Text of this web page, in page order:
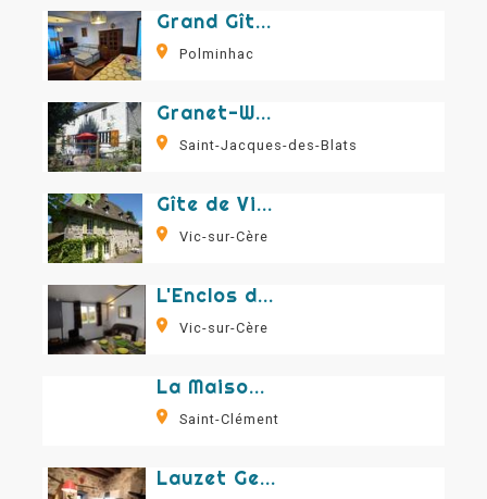
Grand Gîte de Marfon
Polminhac
Granet-Wishow Jean Christophe et Heike - "La Castaniou" - Gite n°383
Saint-Jacques-des-Blats
Gîte de Vic-Gîte n°330
Vic-sur-Cère
L'Enclos des 4 saisons - Fleur d'Anis
Vic-sur-Cère
La Maison de Jean - Casa rural 206
Saint-Clément
Lauzet Geneviève - Gite n°230